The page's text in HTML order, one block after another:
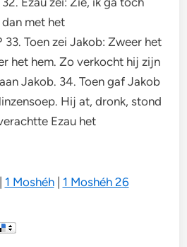
met het
Toen zei Jakob: Zweer het
het hem. Zo verkocht hij zijn
Jakob. 34. Toen gaf Jakob
Hij at, dronk, stond
Ezau het
1 Moshéh| 1 Moshéh 26